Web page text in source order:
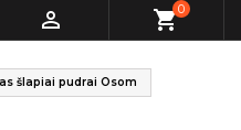
 shopping_cart0
šlapiai pudrai Osom